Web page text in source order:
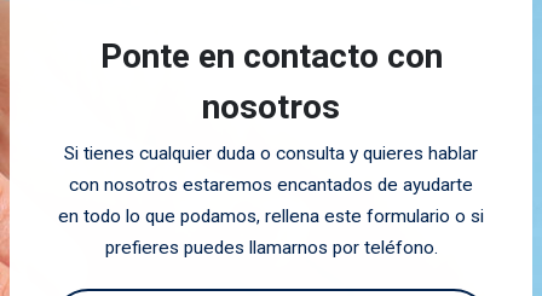
Ponte en contacto con
nosotros
Si tienes cualquier duda o consulta y quieres hablar
con nosotros estaremos encantados de ayudarte
en todo lo que podamos, rellena este formulario o si
prefieres puedes llamarnos por teléfono.